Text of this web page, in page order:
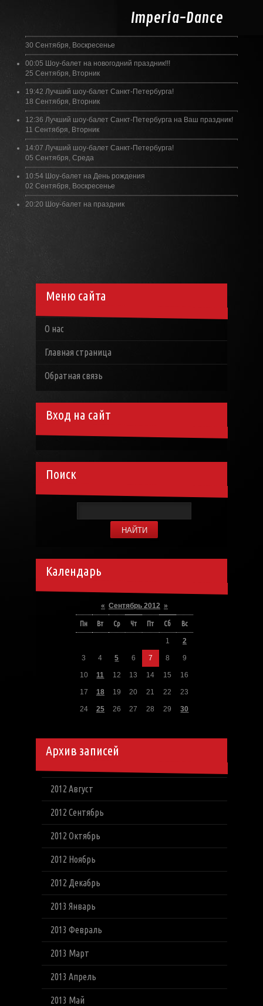
Imperia-Dance
30 Сентября, Воскресенье
00:05 Шоу-балет на новогодний праздник!!!
25 Сентября, Вторник
19:42 Лучший шоу-балет Санкт-Петербурга!
18 Сентября, Вторник
12:36 Лучший шоу-балет Санкт-Петербурга на Ваш праздник!
11 Сентября, Вторник
14:07 Лучший шоу-балет Санкт-Петербурга!
05 Сентября, Среда
10:54 Шоу-балет на День рождения
02 Сентября, Воскресенье
20:20 Шоу-балет на праздник
Меню сайта
О нас
Главная страница
Обратная связь
Вход на сайт
Поиск
Календарь
« Сентябрь 2012 »
Пн Вт Ср Чт Пт Сб Вс
1 2
3 4 5 6 7 8 9
10 11 12 13 14 15 16
17 18 19 20 21 22 23
24 25 26 27 28 29 30
Архив записей
2012 Август
2012 Сентябрь
2012 Октябрь
2012 Ноябрь
2012 Декабрь
2013 Январь
2013 Февраль
2013 Март
2013 Апрель
2013 Май